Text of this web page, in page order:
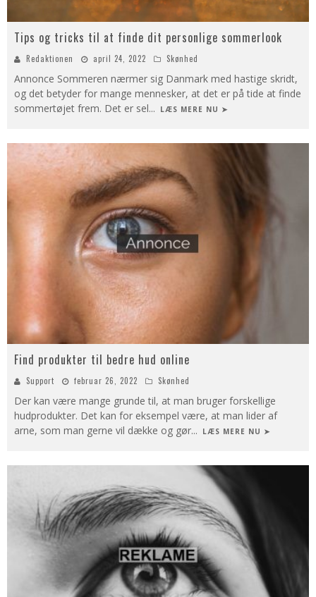
Tips og tricks til at finde dit personlige sommerlook
Redaktionen april 24, 2022 Skønhed
Annonce Sommeren nærmer sig Danmark med hastige skridt,
og det betyder for mange mennesker, at det er på tide at finde
sommertøjet frem. Det er sel... LÆS MERE NU ➤
Find produkter til bedre hud online
Support februar 26, 2022 Skønhed
Der kan være mange grunde til, at man bruger forskellige
hudprodukter. Det kan for eksempel være, at man lider af
arne, som man gerne vil dække og gør... LÆS MERE NU ➤